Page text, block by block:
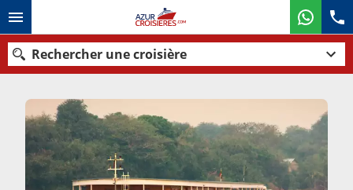
Rechercher une croisière
Nos destinations
Mois de départ